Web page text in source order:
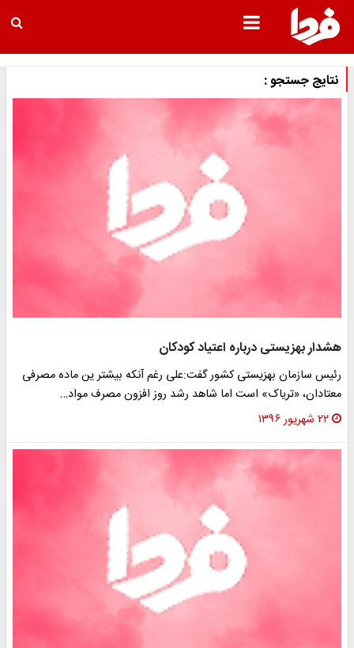
نتایج جستجو :
هشدار بهزیستی درباره اعتیاد کودکان
رئیس سازمان بهزیستی کشور گفت:علی رغم آنکه بیشتر ین ماده مصرفی
معتادان، «تریاک» است اما شاهد رشد روز افزون مصرف مواد…
۲۲ شهریور ۱۳۹۶